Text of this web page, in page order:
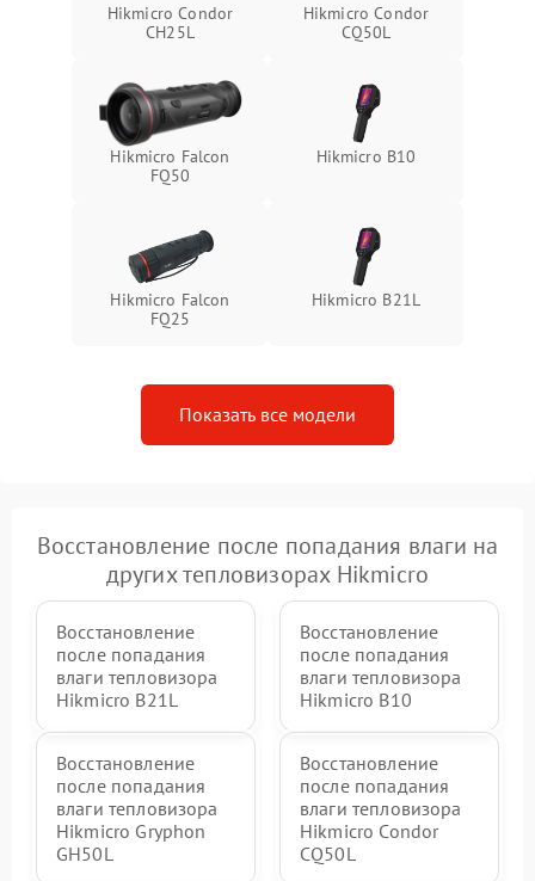
Hikmicro Condor
CH25L
Hikmicro Condor
CQ50L
Hikmicro Falcon
FQ50
Hikmicro B10
Hikmicro Falcon
FQ25
Hikmicro B21L
Показать все модели
Восстановление после попадания влаги на
других тепловизорах Hikmicro
Восстановление
после попадания
влаги тепловизора
Hikmicro B21L
Восстановление
после попадания
влаги тепловизора
Hikmicro B10
Восстановление
после попадания
влаги тепловизора
Hikmicro Gryphon
GH50L
Восстановление
после попадания
влаги тепловизора
Hikmicro Condor
CQ50L